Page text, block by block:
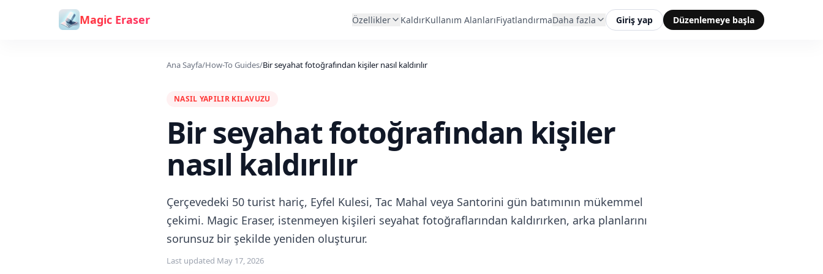
Magic Eraser Özellikler KaldırKullanım AlanlarıFiyatlandırmaDaha fazla Giriş yap Düzenlemeye başla
Ana Sayfa/How-To Guides/Bir seyahat fotoğrafından kişiler nasıl kaldırılır
NASIL YAPILIR KILAVUZU
Bir seyahat fotoğrafından kişiler
nasıl kaldırılır
Çerçevedeki 50 turist hariç, Eyfel Kulesi, Tac Mahal veya Santorini gün batımının mükemmel
çekimi. Magic Eraser, istenmeyen kişileri seyahat fotoğraflarından kaldırırken, arka planlarını
sorunsuz bir şekilde yeniden oluşturur.
Last updated May 17, 2026